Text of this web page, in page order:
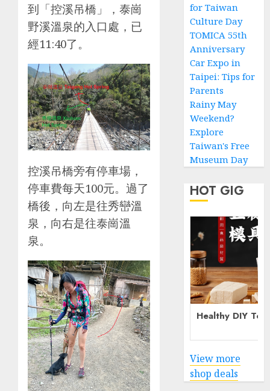
到「控溪吊橋」，泰崗
野溪溫泉的入口處，已
經11:40了。
控溪吊橋旁有停車場，
停車費每天100元。過了
橋後，向左是往秀巒溫
泉，向右是往泰崗溫
泉。
for Taiwan
Culture Day
TOMICA 55th
Anniversary
Car Expo in
Taipei: Tips for
Parents
Rainy May
Weekend?
Explore
Taiwan's Free
Museum Day
HOT GIG
Healthy DIY
View more
shop deals